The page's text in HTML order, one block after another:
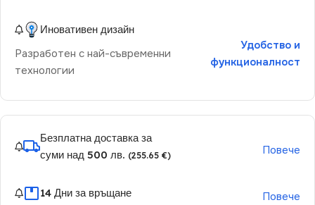
Иновативен дизайн
Разработен с най-съвременни
технологии
Удобство и
функционалност
Безплатна доставка за
суми над 500 лв. (255.65 €) Повече
14 Дни за връщане Повече